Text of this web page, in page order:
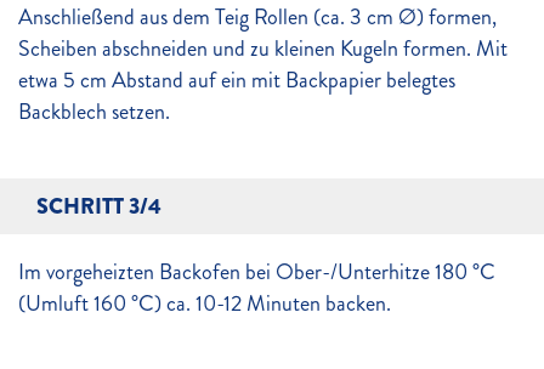
Anschließend aus dem Teig Rollen (ca. 3 cm Ø) formen,
Scheiben abschneiden und zu kleinen Kugeln formen. Mit
etwa 5 cm Abstand auf ein mit Backpapier belegtes
Backblech setzen.
SCHRITT 3/4
Im vorgeheizten Backofen bei Ober-/Unterhitze 180 °C
(Umluft 160 °C) ca. 10-12 Minuten backen.